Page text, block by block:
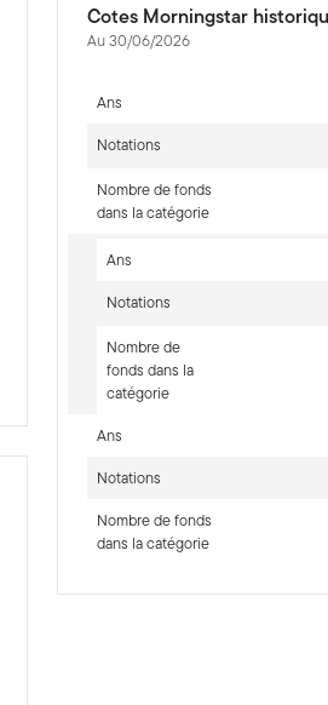
Cotes Morningstar
Au 30/06/2026
Ans
Notations
Nombre de fonds
dans la catégorie
Ans
Notations
Nombre de
fonds dans la
catégorie
Ans
Notations
Nombre de fonds
dans la catégorie